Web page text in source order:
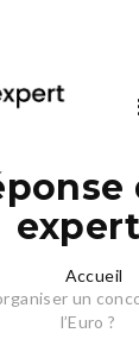
Accueil
un
l’Euro ?